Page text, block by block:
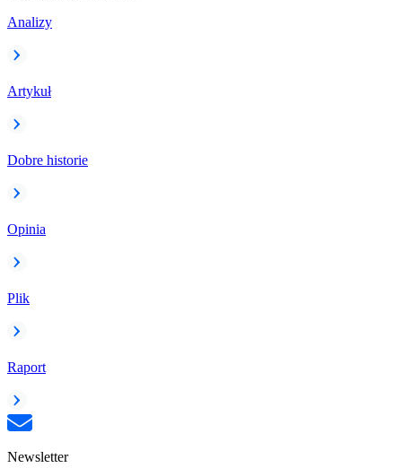
Analizy
Artykuł
Dobre historie
Opinia
Plik
Raport
Newsletter